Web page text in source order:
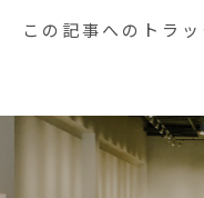
この記事へのトラ